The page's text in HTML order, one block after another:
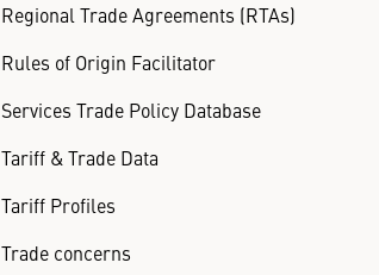
Regional Trade Agreements (RTAs)
Rules of Origin Facilitator
Services Trade Policy Database
Tariff & Trade Data
Tariff Profiles
Trade concerns